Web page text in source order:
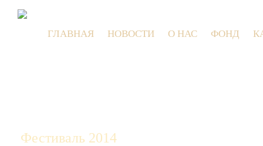
ГЛАВНАЯ НОВОСТИ О НАС ФОНД
Фестиваль 2014